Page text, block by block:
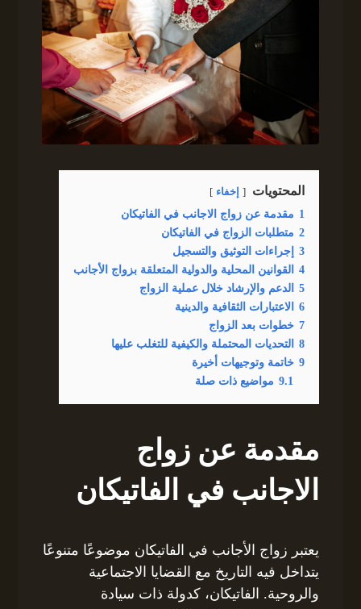
المحتويات إخفاء
1 مقدمة عن زواج الاجانب في الفاتيكان
2 متطلبات الزواج في الفاتيكان
3
إجراءات التوثيق والتسجيل
4
القوانين المحلية والدولية المتعلقة بزواج الأجانب
5
الدعم والإرشاد خلال عملية الزواج
6
الاعتبارات الثقافية والدينية
7 خطوات بعد الزواج
8
التحديات المحتملة والكيفية للتغلب عليها
9 خاتمة وتوجيهات أخيرة
9.1 مواضيع ذات صلة
مقدمة عن زواج
الاجانب في الفاتيكان
يعتبر زواج الأجانب في الفاتيكان موضوعًا متنوعًا
يتداخل فيه التاريخ مع القضايا الاجتماعية
والروحية. الفاتيكان، كدولة ذات سيادة